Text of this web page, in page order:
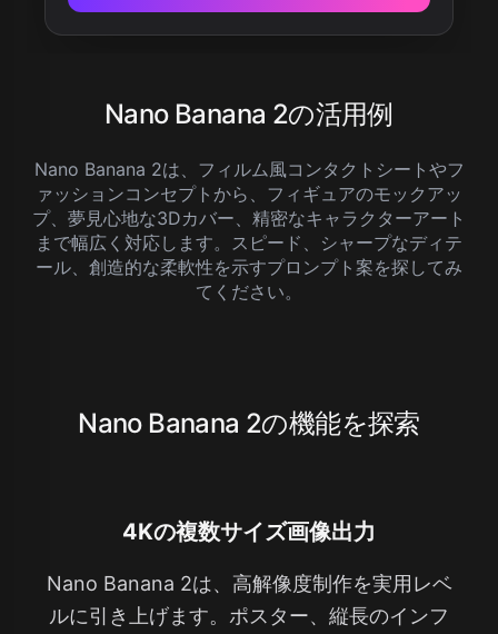
Nano Banana 2の活用例
Nano Banana 2は、フィルム風コンタクトシートやフ
ァッションコンセプトから、フィギュアのモックアッ
プ、夢見心地な3Dカバー、精密なキャラクターアート
まで幅広く対応します。スピード、シャープなディテ
ール、創造的な柔軟性を示すプロンプト案を探してみ
てください。
Nano Banana 2の機能を探索
4Kの複数サイズ画像出力
Nano Banana 2は、高解像度制作を実用レベ
ルに引き上げます。ポスター、縦長のインフ